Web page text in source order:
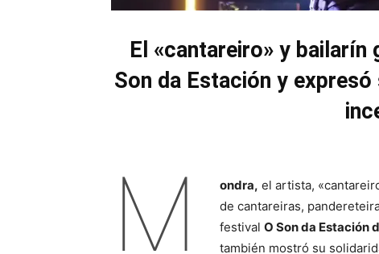
El «cantareiro» y
Son da Estación y expresó
M ondra, el artista,
de cantareiras,
festival O Son da Estación
también mostró su